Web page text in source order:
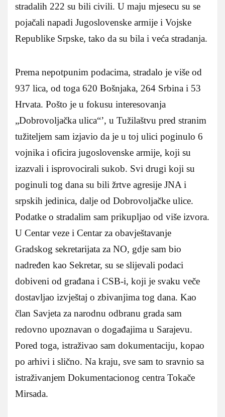
stradalih 222 su bili civili. U maju mjesecu su se
pojačali napadi Jugoslovenske armije i Vojske
Republike Srpske, tako da su bila i veća stradanja.
Prema nepotpunim podacima, stradalo je više od
937 lica, od toga 620 Bošnjaka, 264 Srbina i 53
Hrvata. Pošto je u fokusu interesovanja
„Dobrovoljačka ulica“’, u Tužilaštvu pred stranim
tužiteljem sam izjavio da je u toj ulici poginulo 6
vojnika i oficira jugoslovenske armije, koji su
izazvali i isprovocirali sukob. Svi drugi koji su
poginuli tog dana su bili žrtve agresije JNA i
srpskih jedinica, dalje od Dobrovoljačke ulice.
Podatke o stradalim sam prikupljao od više izvora.
U Centar veze i Centar za obavještavanje
Gradskog sekretarijata za NO, gdje sam bio
nadređen kao Sekretar, su se slijevali podaci
dobiveni od građana i CSB-i, koji je svaku veče
dostavljao izvještaj o zbivanjima tog dana. Kao
član Savjeta za narodnu odbranu grada sam
redovno upoznavan o događajima u Sarajevu.
Pored toga, istraživao sam dokumentaciju, kopao
po arhivi i slično. Na kraju, sve sam to sravnio sa
istraživanjem Dokumentacionog centra Tokače
Mirsada.